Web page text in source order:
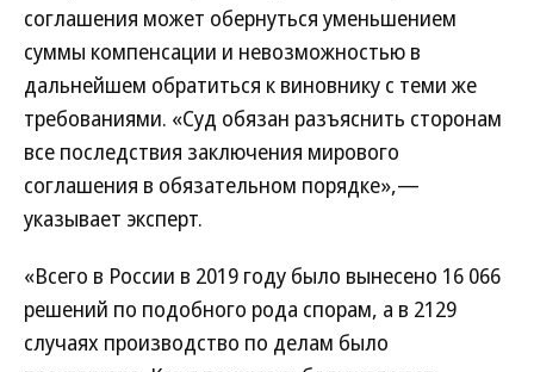
соглашения может обернуться уменьшением
суммы компенсации и невозможностью в
дальнейшем обратиться к виновнику с теми же
требованиями. «Суд обязан разъяснить сторонам
все последствия заключения мирового
соглашения в обязательном порядке»,—
указывает эксперт.
«Всего в России в 2019 году было вынесено 16 066
решений по подобного рода спорам, а в 2129
случаях производство по делам было